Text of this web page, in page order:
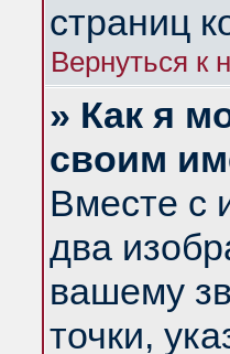
страниц
Вернуться к
» Как я
своим
Вместе с
два
вашему
точки,